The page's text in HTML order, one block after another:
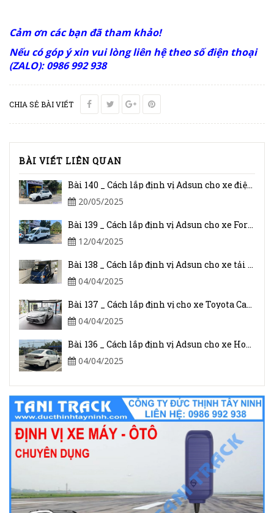
Cảm ơn các bạn đã tham khảo!
Nếu có góp ý xin vui lòng liên hệ theo số điện thoại
(ZALO): 0986 992 938
CHIA SẺ BÀI VIẾT
BÀI VIẾT LIÊN QUAN
Bài 140 _ Cách lắp định vị Adsun cho xe điện Vinfast VF e34
20/05/2025
Bài 139 _ Cách lắp định vị Adsun cho xe Ford Transit 2024
12/04/2025
Bài 138 _ Cách lắp định vị Adsun cho xe tải JAC 1.5 Tấn
04/04/2025
Bài 137 _ Cách lắp định vị cho xe Toyota Camry 2025
04/04/2025
Bài 136 _ Cách lắp định vị Adsun cho xe Honda Civic I-VTEC
04/04/2025